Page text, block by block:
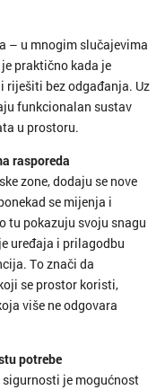
– u mnogim slučajevima
praktično kada je
riješiti bez odgađanja. Uz
funkcionalan sustav
u prostoru.
rasporeda
zone, dodaju se nove
se mijenja i
tu pokazuju svoju snagu
uređaja i prilagodbu
To znači da
se prostor koristi,
više ne odgovara
potrebe
je mogućnost